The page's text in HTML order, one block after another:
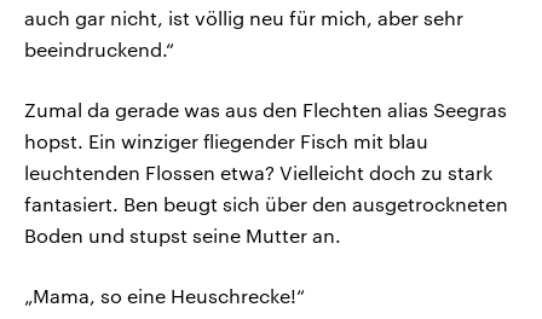
auch gar nicht, ist völlig neu für mich, aber sehr
beeindruckend.“
Zumal da gerade was aus den Flechten alias Seegras
hopst. Ein winziger fliegender Fisch mit blau
leuchtenden Flossen etwa? Vielleicht doch zu stark
fantasiert. Ben beugt sich über den ausgetrockneten
Boden und stupst seine Mutter an.
„Mama, so eine Heuschrecke!“